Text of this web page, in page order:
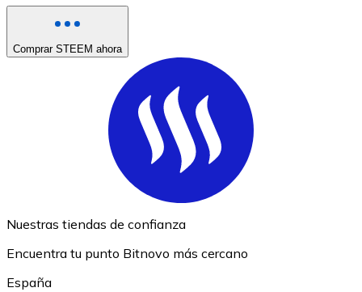
Comprar STEEM ahora
Nuestras tiendas de confianza
Encuentra tu punto Bitnovo más cercano
España